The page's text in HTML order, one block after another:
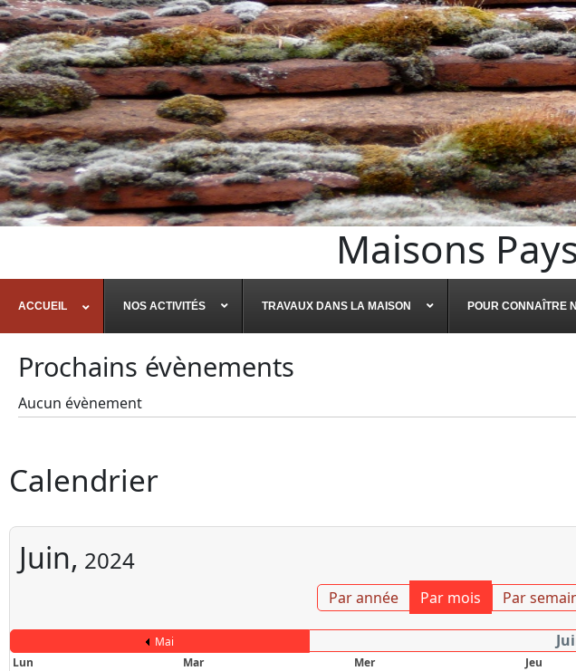
Maisons
ACCUEIL NOS ACTIVITÉS TRAVAUX DANS LA MAISON POUR CONNAÎTRE
Prochains évènements
Aucun évènement
Calendrier
Juin, 2024
Par année Par mois Par
Mai
Lun
Mar Mer Jeu